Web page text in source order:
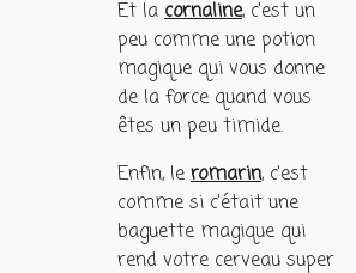
Et la cornaline, c'est un
peu comme une potion
magique qui vous donne
de la force quand vous
êtes un peu timide.
Enfin, le romarin, c'est
comme si c'était une
baguette magique qui
rend votre cerveau super